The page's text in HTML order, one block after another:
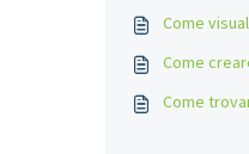
Come
Come
Come